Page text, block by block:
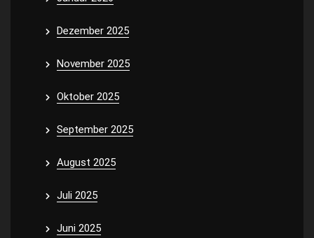
Dezember 2025
November 2025
Oktober 2025
September 2025
August 2025
Juli 2025
Juni 2025